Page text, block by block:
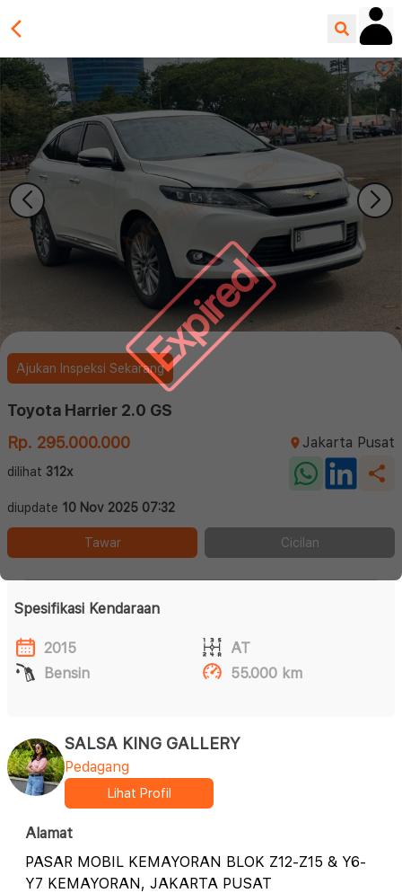
Expired
Ajukan Inspeksi Sekarang
Toyota Harrier 2.0 GS
Rp. 295.000.000
Jakarta Pusat
dilihat 312x
diupdate 10 Nov 2025 07:32
Tawar Cicilan
Spesifikasi Kendaraan
2015
AT
Bensin
55.000 km
SALSA KING GALLERY
Pedagang
Lihat Profil
Alamat
PASAR MOBIL KEMAYORAN BLOK Z12-Z15 & Y6-
Y7 KEMAYORAN, JAKARTA PUSAT